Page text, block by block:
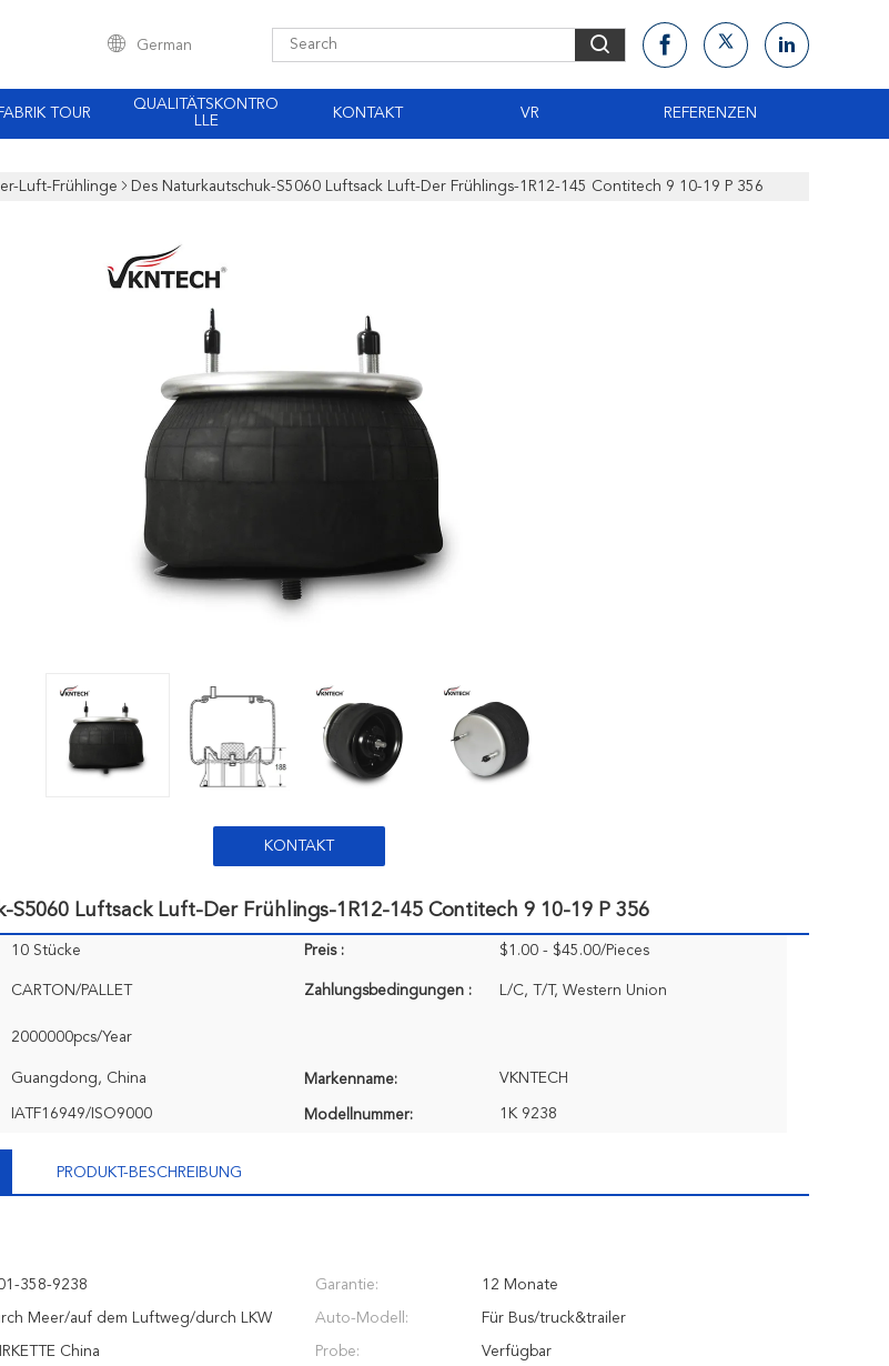
German
FABRIK TOUR
QUALITÄTSKONTRO
LLE
KONTAKT VR REFERENZEN
Luft-Frühlinge Des Naturkautschuk-S5060 Luftsack Luft-Der Frühlings-1R12-145 Contitech 9 10-19 P 356
KONTAKT
S5060 Luftsack Luft-Der Frühlings-1R12-145 Contitech 9 10-19 P 356
10 Stücke Preis :
$1.00 - $45.00/Pieces
CARTON/PALLET Zahlungsbedingungen : L/C, T/T, Western Union
2000000pcs/Year
Guangdong, China Markenname: VKNTECH
IATF16949/ISO9000 Modellnummer: 1K 9238
PRODUKT-BESCHREIBUNG
358-9238 Garantie: 12 Monate
Meer/auf dem Luftweg/durch LKW Auto-Modell: Für Bus/truck&trailer
China Probe: Verfügbar